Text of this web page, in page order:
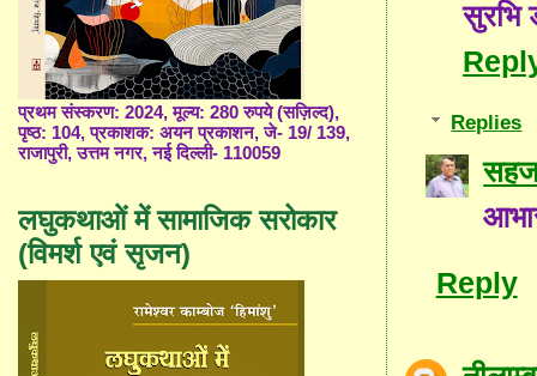
सुरभि
Replies
सहज
Reply
प्रथम संस्करण: 2024, मूल्य: 280 रुपये (सज़िल्द),
पृष्ठ: 104, प्रकाशक: अयन प्रकाशन, जे- 19/ 139,
राजापुरी, उत्तम नगर, नई दिल्ली- 110059
लघुकथाओं में सामाजिक सरोकार
(विमर्श एवं सृजन)